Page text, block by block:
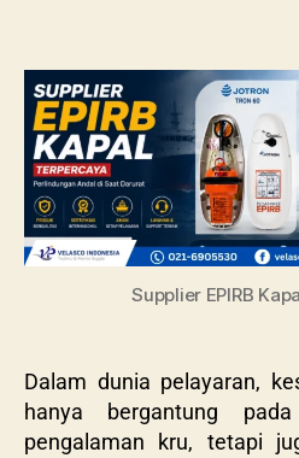
Supplier EPIRB
Dalam dunia pelayaran,
hanya bergantung
pengalaman kru, tetapi